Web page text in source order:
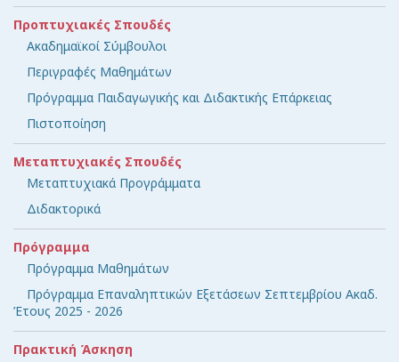
Προπτυχιακές Σπουδές
Ακαδημαϊκοί Σύμβουλοι
Περιγραφές Μαθημάτων
Πρόγραμμα Παιδαγωγικής και Διδακτικής Επάρκειας
Πιστοποίηση
Μεταπτυχιακές Σπουδές
Μεταπτυχιακά Προγράμματα
Διδακτορικά
Πρόγραμμα
Πρόγραμμα Μαθημάτων
Πρόγραμμα Επαναληπτικών Εξετάσεων Σεπτεμβρίου Ακαδ.
Έτους 2025 - 2026
Πρακτική Άσκηση